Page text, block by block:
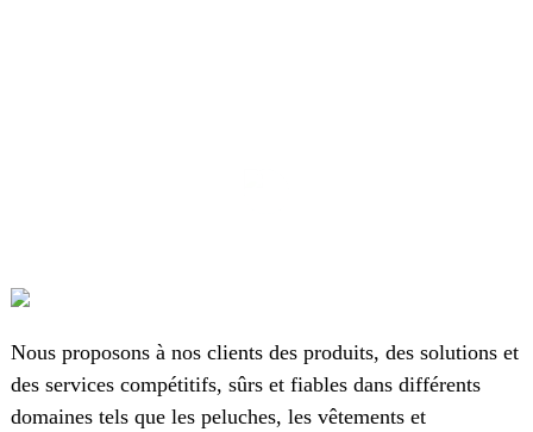
Nous proposons à nos clients des produits, des solutions et
des services compétitifs, sûrs et fiables dans différents
domaines tels que les peluches, les vêtements et